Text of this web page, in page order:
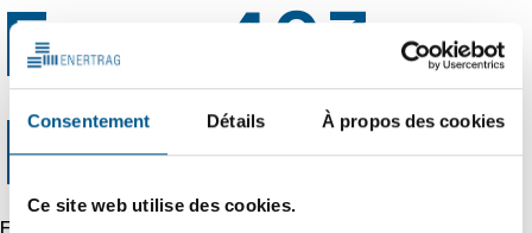
Consentement Détails À propos des cookies
Ce site web utilise des cookies.
Error 403
Forbidden